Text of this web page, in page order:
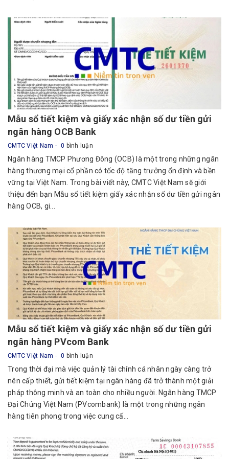
Mẫu sổ tiết kiệm và giấy xác nhận số dư tiền gửi
ngân hàng OCB Bank
CMTC Việt Nam 0 bình luận
Ngân hàng TMCP Phương Đông (OCB) là một trong những ngân
hàng thương mại cổ phần có tốc độ tăng trưởng ổn định và bền
vững tại Việt Nam. Trong bài viết này, CMTC Việt Nam sẽ giới
thiệu đến bạn Mẫu sổ tiết kiệm giấy xác nhận số dư tiền gửi ngân
hàng OCB, gi...
Mẫu sổ tiết kiệm và giấy xác nhận số dư tiền gửi
ngân hàng PVcom Bank
CMTC Việt Nam 0 bình luận
Trong thời đại mà việc quản lý tài chính cá nhân ngày càng trở
nên cấp thiết, gửi tiết kiệm tại ngân hàng đã trở thành một giải
pháp thông minh và an toàn cho nhiều người. Ngân hàng TMCP
Đại Chúng Việt Nam (PVcombank) là một trong những ngân
hàng tiên phong trong việc cung cấ...